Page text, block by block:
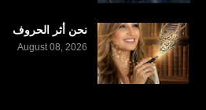
نحن أثر الحروف
August 08, 2026